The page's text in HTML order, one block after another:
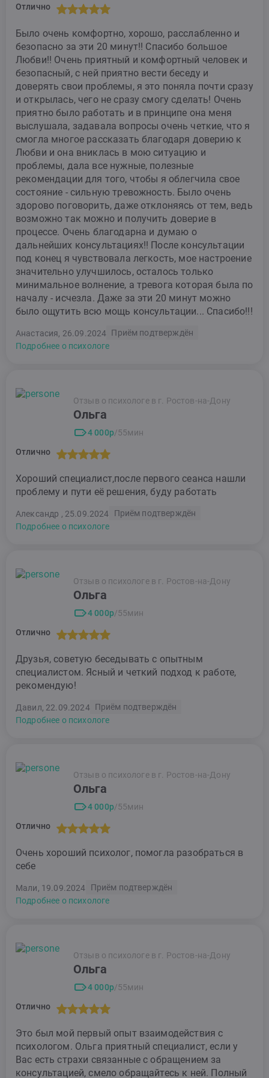
Отлично
Было очень комфортно, хорошо, расслабленно и
безопасно за эти 20 минут!! Спасибо большое
Любви!! Очень приятный и комфортный человек и
безопасный, с ней приятно вести беседу и
доверять свои проблемы, я это поняла почти сразу
и открылась, чего не сразу смогу сделать! Очень
приятно было работать и в принципе она меня
выслушала, задавала вопросы очень четкие, что я
смогла многое рассказать благодаря доверию к
Любви и она вниклась в мою ситуацию и
проблемы, дала все нужные, полезные
рекомендации для того, чтобы я облегчила свое
состояние - сильную тревожность. Было очень
здорово поговорить, даже отклоняясь от тем, ведь
возможно так можно и получить доверие в
процессе. Очень благодарна и думаю о
дальнейших консультациях!! После консультации
под конец я чувствовала легкость, мое настроение
значительно улучшилось, осталось только
минимальное волнение, а тревога которая была по
началу - исчезла. Даже за эти 20 минут можно
было ощутить всю мощь консультации... Спасибо!!!
Анастасия, 26.09.2024 Приём подтверждён
Подробнее о психологе
Отзыв о психологе в г. Ростов-на-Дону
Ольга
4 000р/55мин
Отлично
Хороший специалист,после первого сеанса нашли
проблему и пути её решения, буду работать
Александр , 25.09.2024
Приём подтверждён
Подробнее о психологе
Отзыв о психологе в г. Ростов-на-Дону
Ольга
4 000р/55мин
Отлично
Друзья, советую беседывать с опытным
специалистом. Ясный и четкий подход к работе,
рекомендую!
Давил, 22.09.2024 Приём подтверждён
Подробнее о психологе
Отзыв о психологе в г. Ростов-на-Дону
Ольга
4 000р/55мин
Отлично
Очень хороший психолог, помогла разобраться в
себе
Мали, 19.09.2024
Приём подтверждён
Подробнее о психологе
Отзыв о психологе в г. Ростов-на-Дону
Ольга
4 000р/55мин
Отлично
Это был мой первый опыт взаимодействия с
психологом. Ольга приятный специалист, если у
Вас есть страхи связанные с обращением за
консультацией, смело обращайтесь к ней. Полный